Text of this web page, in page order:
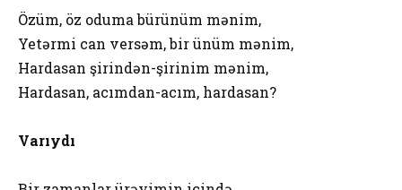
Özüm, öz oduma bürünüm mənim,
Yetərmi can versəm, bir ünüm mənim,
Hardasan şirindən-şirinim mənim,
Hardasan, acımdan-acım, hardasan?
Varıydı